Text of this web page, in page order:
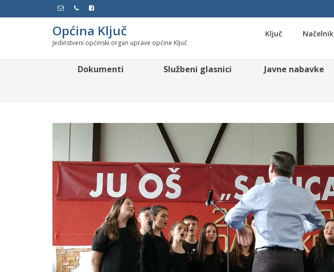
Općina Ključ
Jedinstveni općinski organ uprave općine Ključ
Ključ Načelnik
Dokumenti Službeni glasnici Javne nabavke